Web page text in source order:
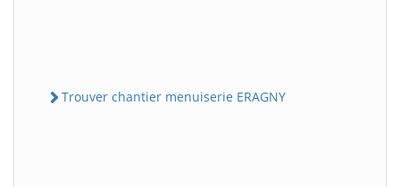
Trouver chantier menuiserie ERAGNY